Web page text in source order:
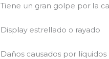
Tiene un gran golpe por la
Display estrellado o rayado
Daños causados por líquidos